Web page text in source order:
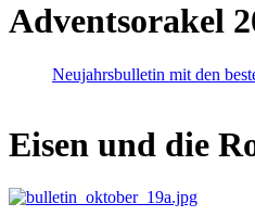
Adventsorakel
Neujahrsbulletin mit den
Eisen und die